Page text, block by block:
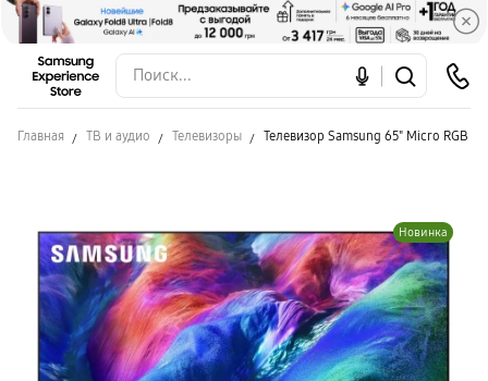
Главная ТВ и аудио Телевизоры Телевизор Samsung 65" Micro RGB
Новинка